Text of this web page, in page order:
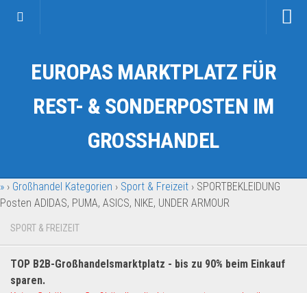
Kategorien
Auto & Motorrad
Fahrzeuge & Transport
Garten & Werkzeug
Geschäft, Büro & Schreibwaren
Geschenkartikel
Handy und Smartphone
EUROPAS MARKTPLATZ FÜR
REST- & SONDERPOSTEN IM
GROSSHANDEL
» › Großhandel Kategorien › Sport & Freizeit › SPORTBEKLEIDUNG
Posten ADIDAS, PUMA, ASICS, NIKE, UNDER ARMOUR
SPORT & FREIZEIT
TOP B2B-Großhandelsmarktplatz - bis zu 90% beim Einkauf
sparen.